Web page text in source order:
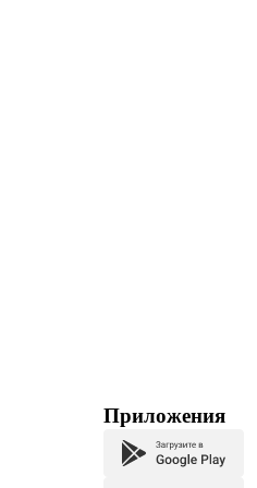
Приложения